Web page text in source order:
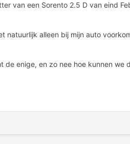
van een Sorento 2.5 D van eind
natuurlijk alleen bij mijn auto
de enige, en zo nee hoe kunnen we